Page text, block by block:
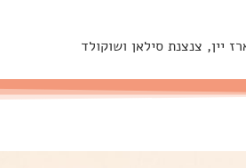
יין, צנצנת סילאן ושוקולד